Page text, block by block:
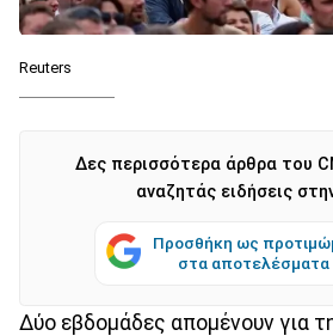
Reuters
Δες περισσότερα άρθρα του
αναζητάς ειδήσεις
Προσθήκη ως
στα αποτελέσματα
Δύο εβδομάδες απομένουν για